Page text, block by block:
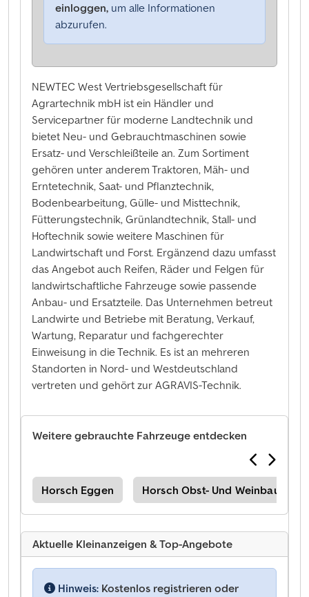
NEWTEC West Vertriebsgesellschaft für
Agrartechnik mbH ist ein Händler und
Servicepartner für moderne Landtechnik und
bietet Neu- und Gebrauchtmaschinen sowie
Ersatz- und Verschleißteile an. Zum Sortiment
gehören unter anderem Traktoren, Mäh- und
Erntetechnik, Saat- und Pflanztechnik,
Bodenbearbeitung, Gülle- und Misttechnik,
Fütterungstechnik, Grünlandtechnik, Stall- und
Hoftechnik sowie weitere Maschinen für
Landwirtschaft und Forst. Ergänzend dazu umfasst
das Angebot auch Reifen, Räder und Felgen für
landwirtschaftliche Fahrzeuge sowie passende
Anbau- und Ersatzteile. Das Unternehmen betreut
Landwirte und Betriebe mit Beratung, Verkauf,
Wartung, Reparatur und fachgerechter
Einweisung in die Technik. Es ist an mehreren
Standorten in Nord- und Westdeutschland
vertreten und gehört zur AGRAVIS-Technik.
einloggen, um alle Informationen
abzurufen.
Weitere gebrauchte Fahrzeuge entdecken
Horsch Eggen Horsch Obst- Und
Aktuelle Kleinanzeigen & Top-Angebote
Hinweis: Kostenlos registrieren oder